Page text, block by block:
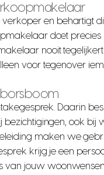
en behartigt
doet
nooit
voor tegenover
Daarin
ook
maken we
krijg je een
jouw